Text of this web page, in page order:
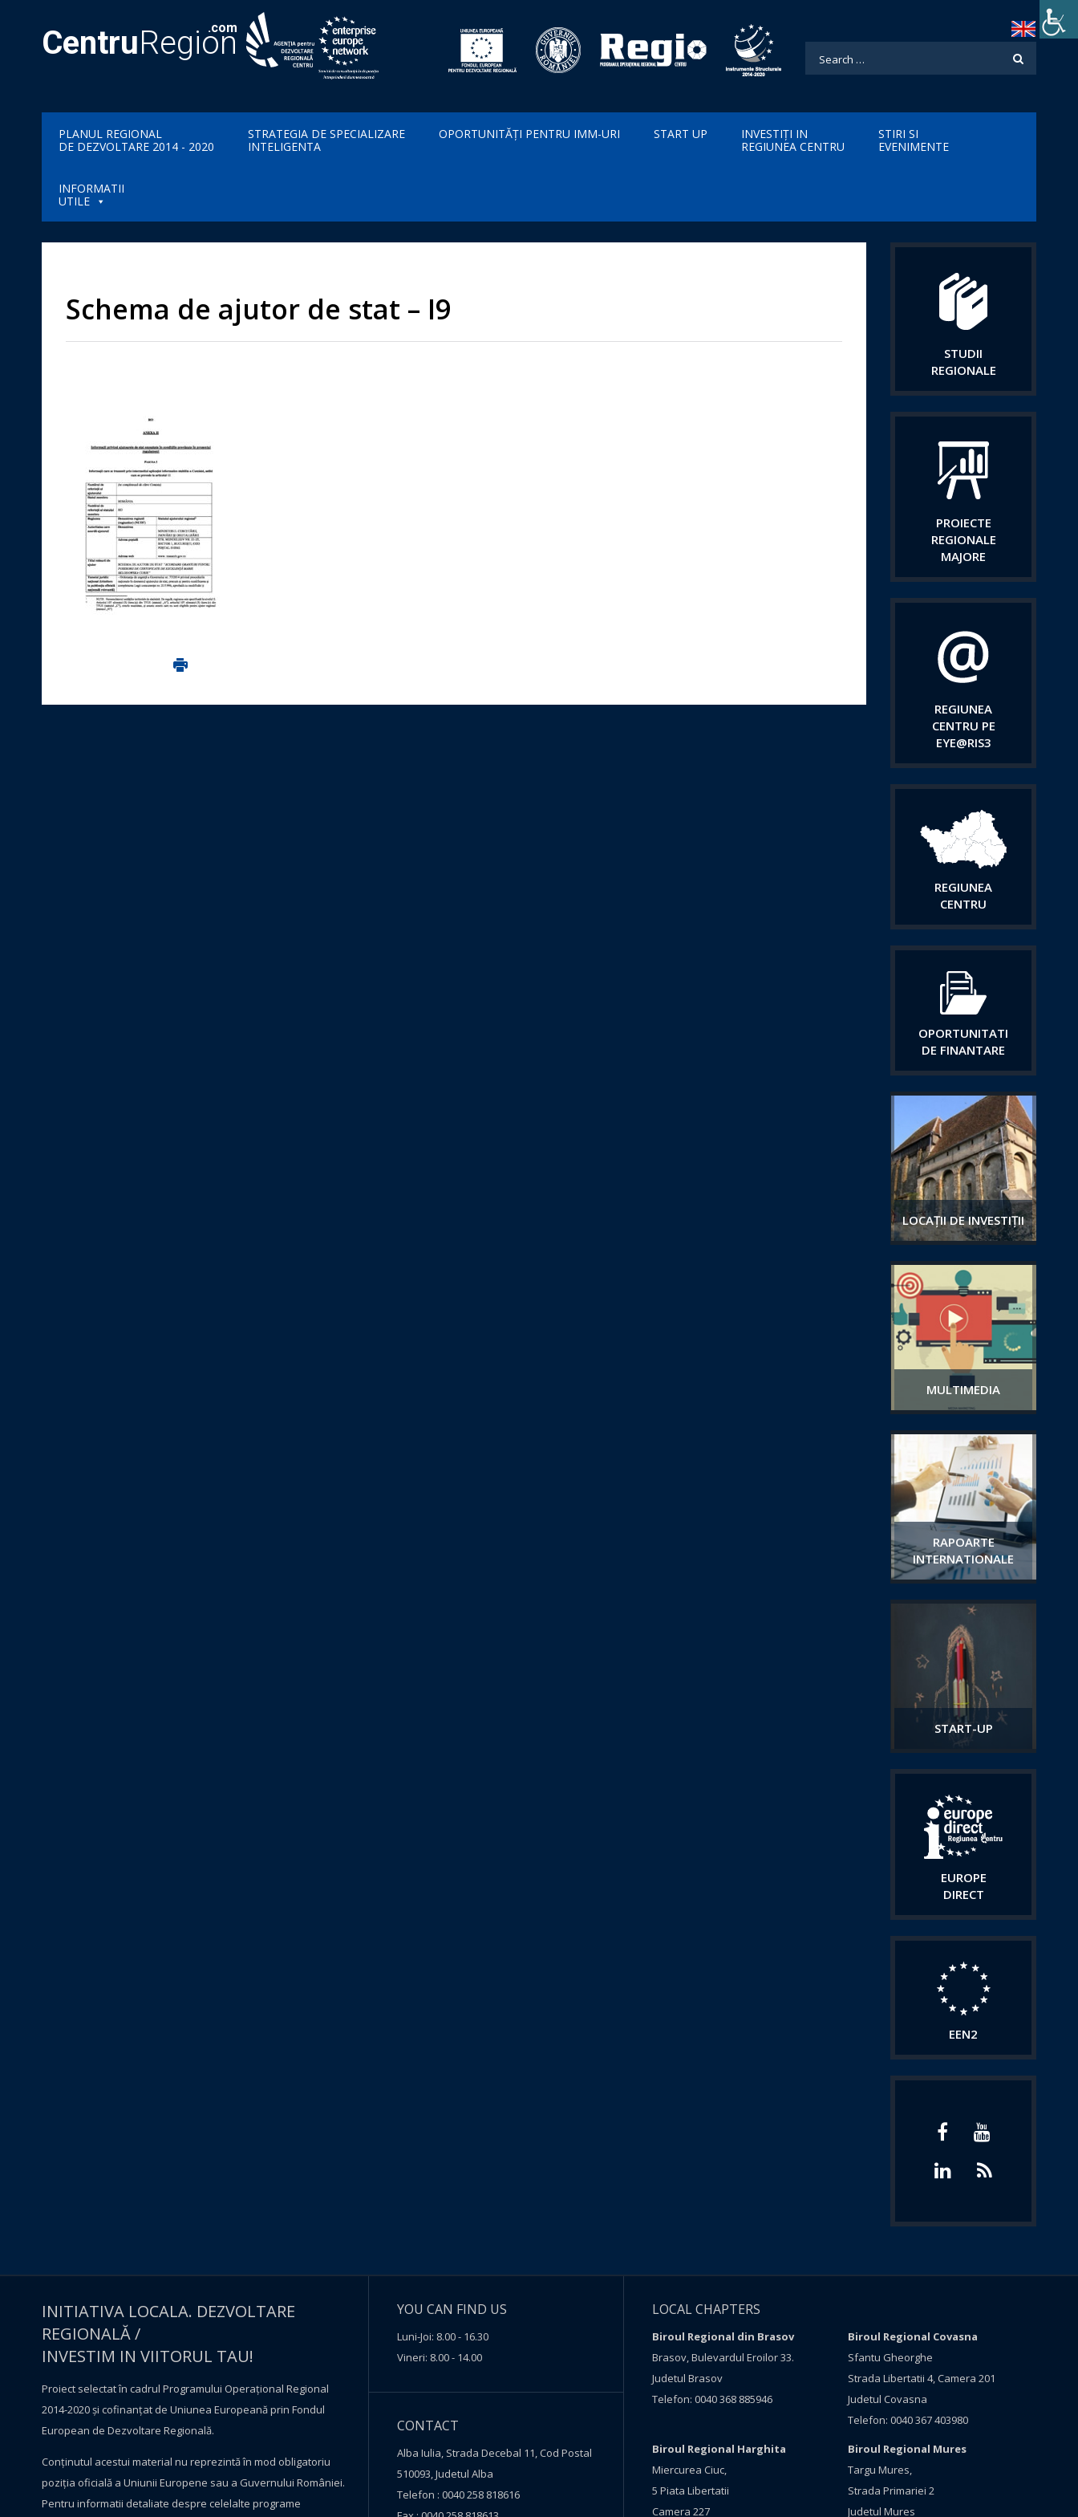
CentruRegion
.com
PLANUL REGIONAL
DE DEZVOLTARE 2014 - 2020
STRATEGIA DE SPECIALIZARE
INTELIGENTA
OPORTUNITĂȚI PENTRU IMM-URI START UP
INVESTIȚI IN
REGIUNEA CENTRU
STIRI SI
EVENIMENTE
INFORMATII
UTILE
Schema de ajutor de stat – I9
Imprima aceasta pagina
STUDII
REGIONALE
PROIECTE
REGIONALE
MAJORE
REGIUNEA
CENTRU PE
EYE@RIS3
REGIUNEA
CENTRU
OPORTUNITATI
DE FINANTARE
LOCAȚII DE INVESTIȚII
MULTIMEDIA
RAPOARTE
INTERNATIONALE
START-UP
EUROPE
DIRECT
EEN2
INITIATIVA LOCALA. DEZVOLTARE
REGIONALĂ /
INVESTIM IN VIITORUL TAU!
Proiect selectat în cadrul Programului Operațional Regional
2014-2020 și cofinanțat de Uniunea Europeană prin Fondul
European de Dezvoltare Regională.
Conţinutul acestui material nu reprezintă în mod obligatoriu
poziţia oficială a Uniunii Europene sau a Guvernului României.
Pentru informatii detaliate despre celelalte programe
YOU CAN FIND US
Luni-Joi: 8.00 - 16.30
Vineri: 8.00 - 14.00
CONTACT
Alba Iulia, Strada Decebal 11, Cod Postal
510093, Judetul Alba
Telefon : 0040 258 818616
LOCAL CHAPTERS
Biroul Regional din Brasov
Brasov, Bulevardul Eroilor 33.
Judetul Brasov
Telefon: 0040 368 885946
Biroul Regional Covasna
Sfantu Gheorghe
Strada Libertatii 4, Camera 201
Judetul Covasna
Telefon: 0040 367 403980
Biroul Regional Harghita
Miercurea Ciuc,
5 Piata Libertatii
Camera 227
Biroul Regional Mures
Targu Mures,
Strada Primariei 2
Judetul Mures